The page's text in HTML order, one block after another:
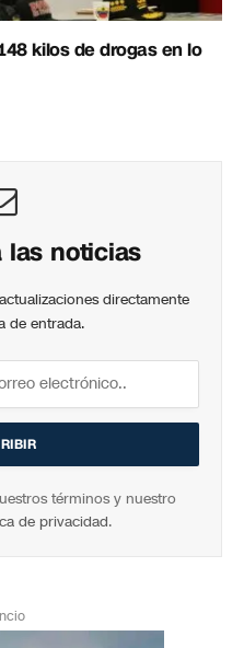
kilos de drogas en lo
las noticias
directamente
de entrada.
términos y nuestro
de privacidad.